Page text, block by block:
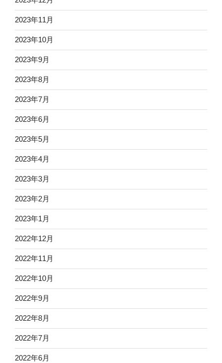
2023年11月
2023年10月
2023年9月
2023年8月
2023年7月
2023年6月
2023年5月
2023年4月
2023年3月
2023年2月
2023年1月
2022年12月
2022年11月
2022年10月
2022年9月
2022年8月
2022年7月
2022年6月